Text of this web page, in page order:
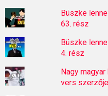
Büszke
63. rész
Büszke
4. rész
Nagy
vers